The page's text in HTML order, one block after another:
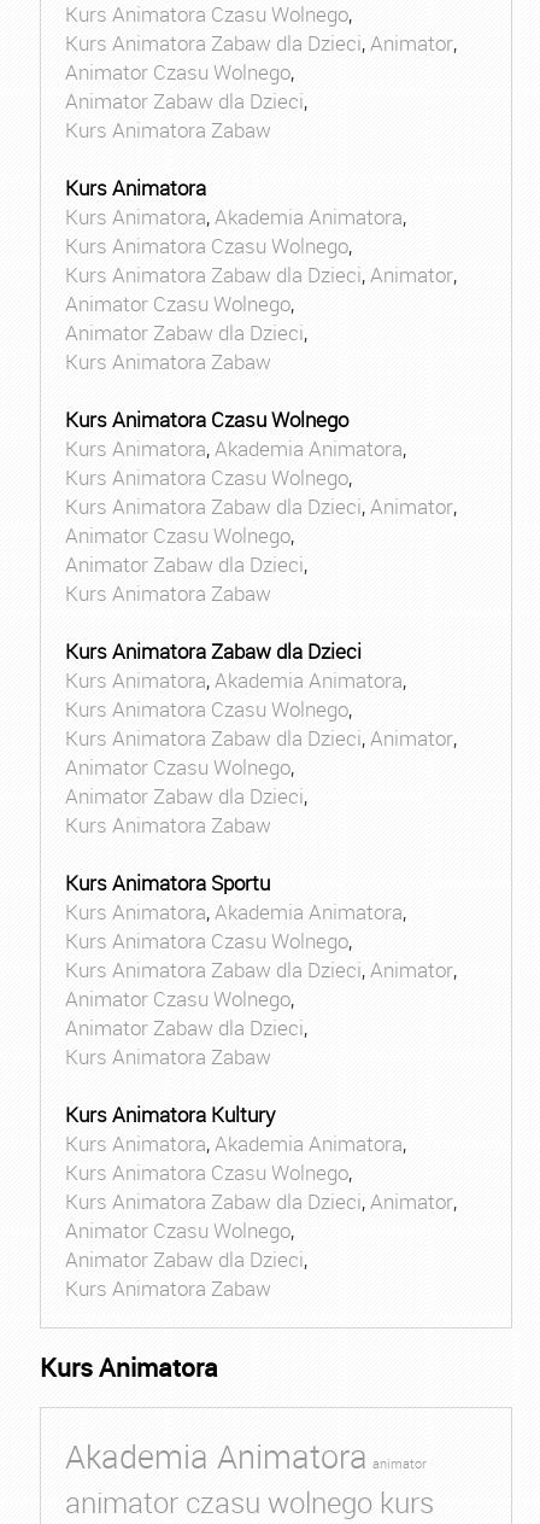
Kurs Animatora Czasu Wolnego,
Kurs Animatora Zabaw dla Dzieci,Animator,
Animator Czasu Wolnego,
Animator Zabaw dla Dzieci,
Kurs Animatora Zabaw
Kurs Animatora
Kurs Animatora,Akademia Animatora,
Kurs Animatora Czasu Wolnego,
Kurs Animatora Zabaw dla Dzieci,Animator,
Animator Czasu Wolnego,
Animator Zabaw dla Dzieci,
Kurs Animatora Zabaw
Kurs Animatora Czasu Wolnego
Kurs Animatora,Akademia Animatora,
Kurs Animatora Czasu Wolnego,
Kurs Animatora Zabaw dla Dzieci,Animator,
Animator Czasu Wolnego,
Animator Zabaw dla Dzieci,
Kurs Animatora Zabaw
Kurs Animatora Zabaw dla Dzieci
Kurs Animatora,Akademia Animatora,
Kurs Animatora Czasu Wolnego,
Kurs Animatora Zabaw dla Dzieci,Animator,
Animator Czasu Wolnego,
Animator Zabaw dla Dzieci,
Kurs Animatora Zabaw
Kurs Animatora Sportu
Kurs Animatora,Akademia Animatora,
Kurs Animatora Czasu Wolnego,
Kurs Animatora Zabaw dla Dzieci,Animator,
Animator Czasu Wolnego,
Animator Zabaw dla Dzieci,
Kurs Animatora Zabaw
Kurs Animatora Kultury
Kurs Animatora,Akademia Animatora,
Kurs Animatora Czasu Wolnego,
Kurs Animatora Zabaw dla Dzieci,Animator,
Animator Czasu Wolnego,
Animator Zabaw dla Dzieci,
Kurs Animatora Zabaw
Kurs Animatora
Akademia Animatora animator
animator czasu wolnego kurs